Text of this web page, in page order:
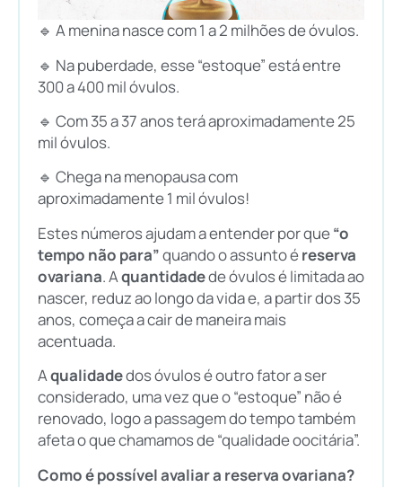
🔹 A menina nasce com 1 a 2 milhões de óvulos.
🔹 Na puberdade, esse “estoque” está entre
300 a 400 mil óvulos.
🔹 Com 35 a 37 anos terá aproximadamente 25
mil óvulos.
🔹 Chega na menopausa com
aproximadamente 1 mil óvulos!
Estes números ajudam a entender por que“o
tempo não para”quando o assunto éreserva
ovariana. Aquantidadede óvulos é limitada ao
nascer, reduz ao longo da vida e, a partir dos 35
anos, começa a cair de maneira mais
acentuada.
Aqualidadedos óvulos é outro fator a ser
considerado, uma vez que o “estoque” não é
renovado, logo a passagem do tempo também
afeta o que chamamos de “qualidade oocitária”.
Como é possível avaliar a reserva ovariana?